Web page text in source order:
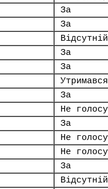
За
За
Відсутній
За
За
Утримався
За
Не
За
Не
Не
За
Відсутній